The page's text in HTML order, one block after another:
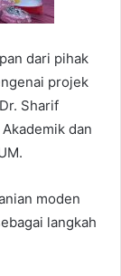
dari pihak
projek
Sharif
dan
moden
langkah